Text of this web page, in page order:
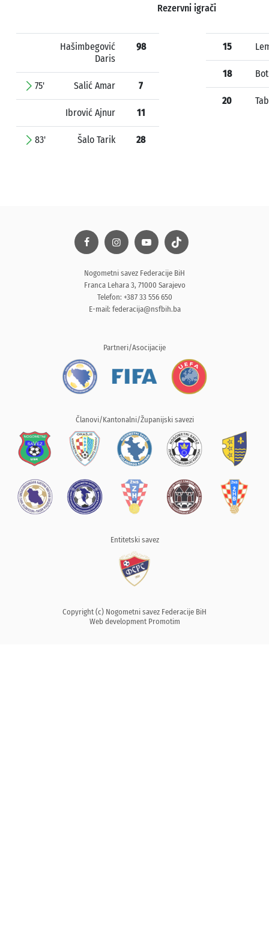
Rezervni igrači
Hašimbegović
Daris
98
75' Salić Amar 7
Ibrović Ajnur 11
83' Šalo Tarik 28
15
18
20
Nogometni savez Federacije BiH
Franca Lehara 3, 71000 Sarajevo
Telefon: +387 33 556 650
E-mail: federacija@nsfbih.ba
Partneri/Asocijacije
Članovi/Kantonalni/Županijski savezi
Entitetski savez
Copyright (c) Nogometni savez Federacije BiH
Web development Promotim